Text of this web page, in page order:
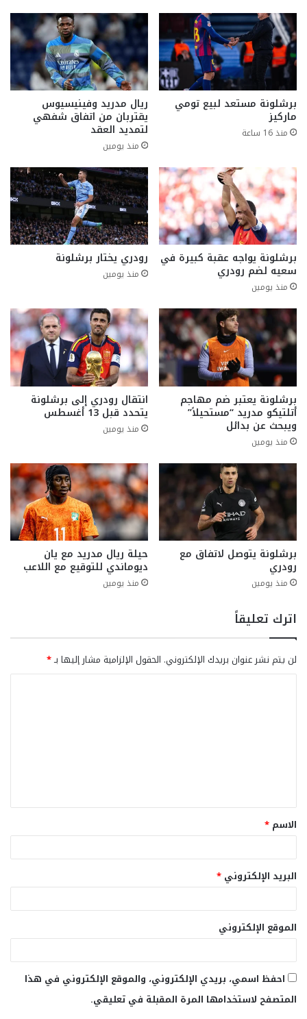
برشلونة مستعد لبيع تومي
ماركيز
منذ 16 ساعة
ريال مدريد وفينيسيوس
يقتربان من اتفاق شفهي
لتمديد العقد
منذ يومين
برشلونة يواجه عقبة كبيرة في
سعيه لضم رودري
منذ يومين
رودري يختار برشلونة
منذ يومين
برشلونة يعتبر ضم مهاجم
أتلتيكو مدريد “مستحيلاً”
ويبحث عن بدائل
منذ يومين
انتقال رودري إلى برشلونة
يتحدد قبل 13 أغسطس
منذ يومين
برشلونة يتوصل لاتفاق مع
رودري
منذ يومين
حيلة ريال مدريد مع يان
ديوماندي للتوقيع مع اللاعب
منذ يومين
اترك تعليقاً
لن يتم نشر عنوان بريدك الإلكتروني. الحقول الإلزامية مشار إليها بـ*
ق
*
الاسم *
البريد الإلكتروني *
الموقع الإلكتروني
احفظ اسمي، بريدي الإلكتروني، والموقع الإلكتروني في هذا
المتصفح لاستخدامها المرة المقبلة في تعليقي.